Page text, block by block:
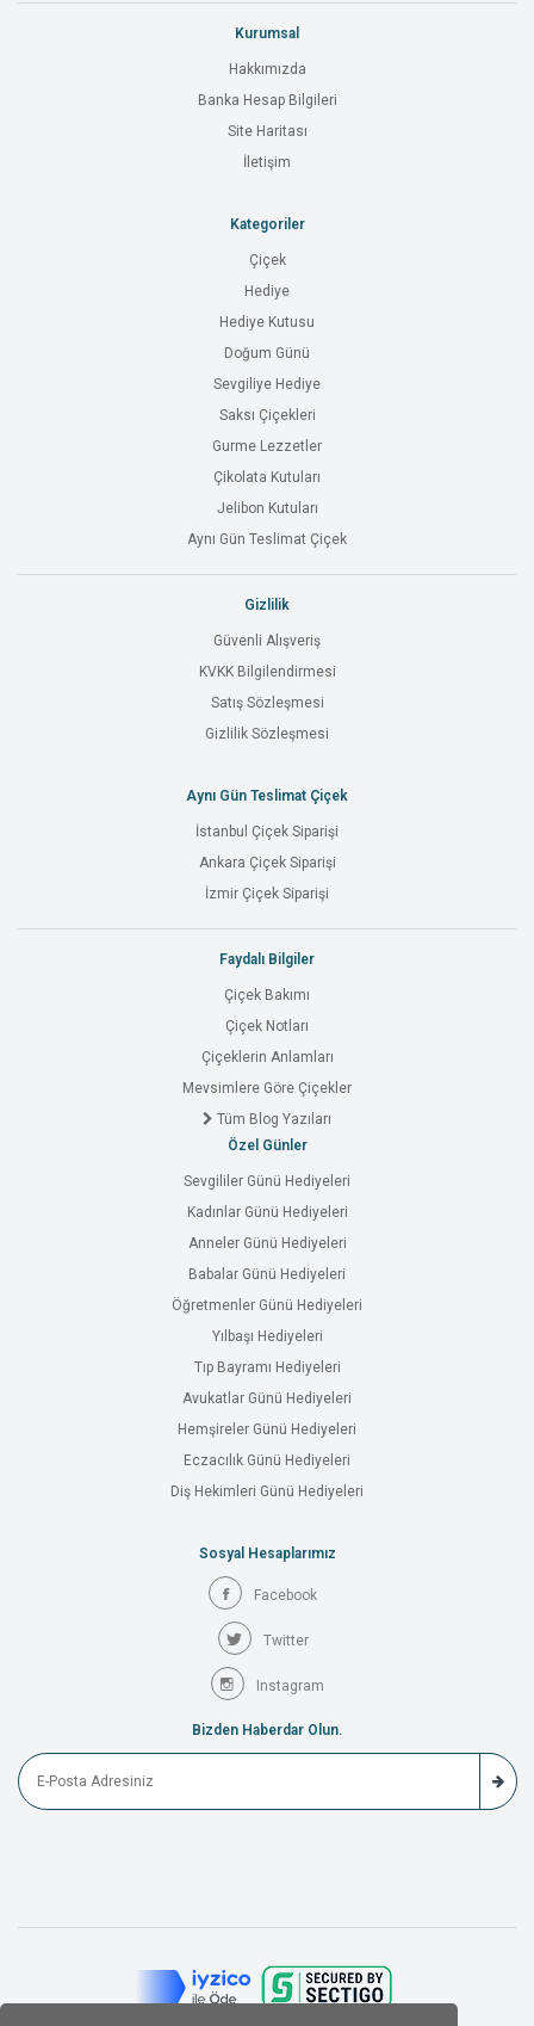
Kurumsal
Hakkımızda
Banka Hesap Bilgileri
Site Haritası
İletişim
Kategoriler
Çiçek
Hediye
Hediye Kutusu
Doğum Günü
Sevgiliye Hediye
Saksı Çiçekleri
Gurme Lezzetler
Çikolata Kutuları
Jelibon Kutuları
Aynı Gün Teslimat Çiçek
Gizlilik
Güvenli Alışveriş
KVKK Bilgilendirmesi
Satış Sözleşmesi
Gizlilik Sözleşmesi
Aynı Gün Teslimat Çiçek
İstanbul Çiçek Siparişi
Ankara Çiçek Siparişi
İzmir Çiçek Siparişi
Faydalı Bilgiler
Çiçek Bakımı
Çiçek Notları
Çiçeklerin Anlamları
Mevsimlere Göre Çiçekler
Tüm Blog Yazıları
Özel Günler
Sevgililer Günü Hediyeleri
Kadınlar Günü Hediyeleri
Anneler Günü Hediyeleri
Babalar Günü Hediyeleri
Öğretmenler Günü Hediyeleri
Yılbaşı Hediyeleri
Tıp Bayramı Hediyeleri
Avukatlar Günü Hediyeleri
Hemşireler Günü Hediyeleri
Eczacılık Günü Hediyeleri
Diş Hekimleri Günü Hediyeleri
Sosyal Hesaplarımız
Facebook
Twitter
Instagram
Bizden Haberdar Olun.